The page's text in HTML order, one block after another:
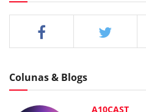
Colunas & Blogs
A10CAST